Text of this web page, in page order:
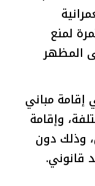
لمنع
المظهر
إقامة مباني
وإقامة
وذلك دون
قانوني.